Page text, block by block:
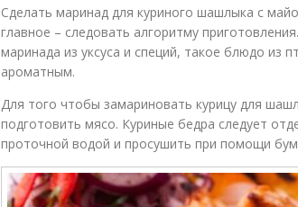
Сделать маринад для куриного шашлыка с
главное – следовать алгоритму
маринада из уксуса и специй, такое блюдо из
ароматным.
Для того чтобы замариновать курицу для
подготовить мясо. Куриные бедра следует
проточной водой и просушить при помощи